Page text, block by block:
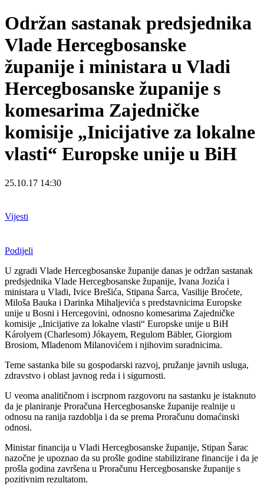
Održan sastanak predsjednika
Vlade Hercegbosanske
županije i ministara u Vladi
Hercegbosanske županije s
komesarima Zajedničke
komisije „Inicijative za lokalne
vlasti“ Europske unije u BiH
25.10.17 14:30
Vijesti
Podijeli
U zgradi Vlade Hercegbosanske županije danas je održan sastanak
predsjednika Vlade Hercegbosanske županije, Ivana Jozića i
ministara u Vladi, Ivice Brešića, Stipana Šarca, Vasilije Broćete,
Miloša Bauka i Darinka Mihaljevića s predstavnicima Europske
unije u Bosni i Hercegovini, odnosno komesarima Zajedničke
komisije „Inicijative za lokalne vlasti“ Europske unije u BiH
Károlyem (Charlesom) Jókayem, Regulom Bäbler, Giorgiom
Brosiom, Mladenom Milanovićem i njihovim suradnicima.
Teme sastanka bile su gospodarski razvoj, pružanje javnih usluga,
zdravstvo i oblast javnog reda i i sigurnosti.
U veoma analitičnom i iscrpnom razgovoru na sastanku je istaknuto
da je planiranje Proračuna Hercegbosanske županije realnije u
odnosu na ranija razdoblja i da se prema Proračunu domaćinski
odnosi.
Ministar financija u Vladi Hercegbosanske županije, Stipan Šarac
nazočne je upoznao da su prošle godine stabilizirane financije i da je
prošla godina završena u Proračunu Hercegbosanske županije s
pozitivnim rezultatom.